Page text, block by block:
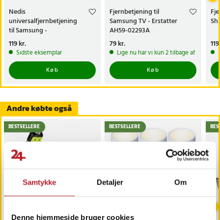
Samtykke Detaljer Om
Denne hjemmeside bruger cookies
Nedis
universalfjernbetjening
til Samsung -
forprogrammeret
erstatningsfjernbetjening
Pris:119 kr.
119 kr.
Sidste eksemplar
Køb
Fjernbetjening til
Samsung TV - Erstatter
AH59-02293A
Pris:79 kr.
79 kr.
Lige nu har vi kun 2 tilbage af dette
Køb
Andre købte også
BESTSELLERE BESTSELLERE